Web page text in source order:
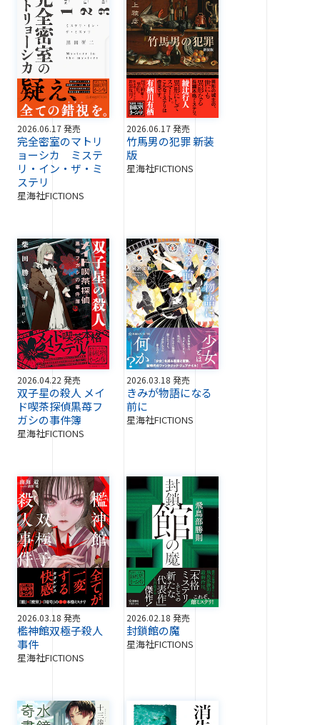
2026.06.17 発売
完全密室のマトリ
ョーシカ ミステ
リ・イン・ザ・ミ
ステリ
星海社FICTIONS
2026.06.17 発売
竹馬男の犯罪 新装
版
星海社FICTIONS
2026.04.22 発売
双子星の殺人 メイ
ド喫茶探偵黒苺フ
ガシの事件簿
星海社FICTIONS
2026.03.18 発売
きみが物語になる
前に
星海社FICTIONS
2026.03.18 発売
檻神館双極子殺人
事件
星海社FICTIONS
2026.02.18 発売
封鎖館の魔
星海社FICTIONS